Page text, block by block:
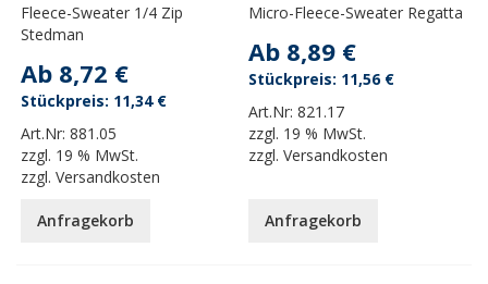
Fleece-Sweater 1/4 Zip
Stedman
Ab 8,72 €
Art.Nr:881.05
zzgl. 19 % MwSt.
zzgl.Versandkosten
11,34 €
Anfragekorb
Micro-Fleece-Sweater Regatta
Ab 8,89 €
Art.Nr:821.17
zzgl. 19 % MwSt.
zzgl.Versandkosten
11,56 €
Anfragekorb